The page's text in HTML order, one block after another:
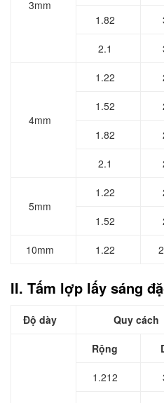
3mm
1.82
2.1
4mm
1.22
1.52
1.82
2.1
5mm
1.22
1.52
10mm 1.22
II. Tấm lợp lấy sáng
Độ dày Quy cách
Rộng
1.212